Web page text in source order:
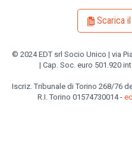
Scarica
© 2024 EDT srl Socio Unico | via
| Cap. Soc. euro 501.920
Iscriz. Tribunale di Torino 268/76
R.I. Torino 01574730014 -